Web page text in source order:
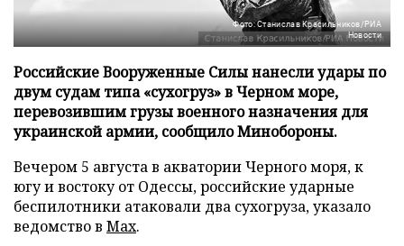
Фото: Станислав Красильников/РИА
Новости
Российские Вооруженные Силы нанесли удары по
двум судам типа «сухогруз» в Черном море,
перевозившим грузы военного назначения для
украинской армии, сообщило Минобороны.
Вечером 5 августа в акватории Черного моря, к
югу и востоку от Одессы, российские ударные
беспилотники атаковали два сухогруза, указало
ведомство в Max.